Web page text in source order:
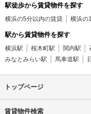
駅徒歩から賃貸物件を探す
横浜の5分以内の賃貸 横浜の
駅から賃貸物件を探す
横浜駅 桜木町駅 関内駅
みなとみらい駅
馬車道駅
トップページ
賃貸物件検索